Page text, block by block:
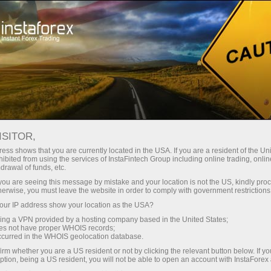
akaun segera Platform dagangan
Pedagang
Baru
Untuk Pelabur
Untuk Rakan
Niaga
akaun demo
daripada Aleš Loprais, David Křípal, dan Darek
mereka meraih tempat ketiga dalam kategori trak.
shows that you are currently located in the USA. If you are a resident of the
from using the services of InstaFintech Group including online trading,
of funds, etc.
are seeing this message by mistake and your location is not the US, kindly
you must leave the website in order to comply with government
IP address show your location as the USA?
a VPN provided by a hosting company based in the United States;
not have proper WHOIS records;
in the WHOIS geolocation database.
whether you are a US resident or not by clicking the relevant button below. If
being a US resident, you will not be able to open an account with InstaForex